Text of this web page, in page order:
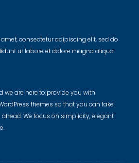
consectetur adipiscing elit, sed do
ut labore et dolore magna aliqua.
we are here to provide you with
themes so that you can take
We focus on simplicity, elegant